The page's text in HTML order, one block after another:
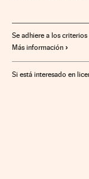
Se adhiere a los criterios
Más información
Si está interesado en